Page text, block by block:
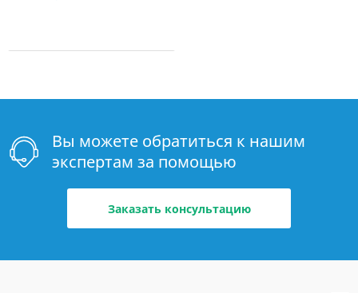
Вы можете обратиться к нашим
экспертам за помощью
Заказать консультацию